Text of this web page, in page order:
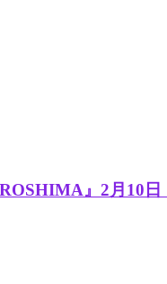
』2月10日